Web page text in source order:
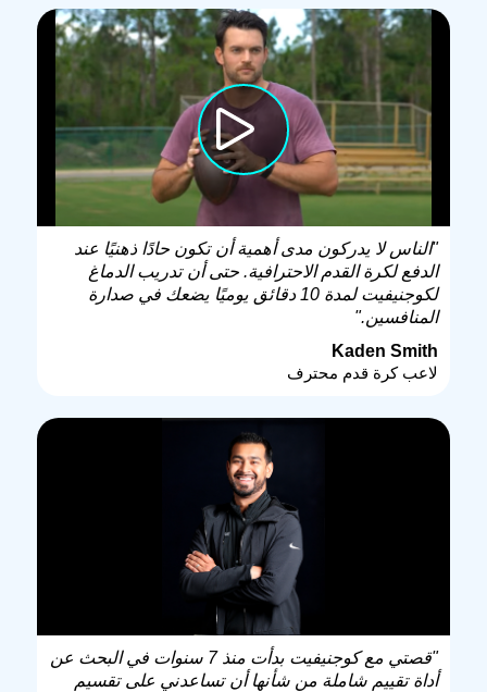
"الناس لا يدركون مدى أهمية أن تكون حادًا ذهنيًا عند
الدفع لكرة القدم الاحترافية. حتى أن تدريب الدماغ
لكوجنيفيت لمدة 10 دقائق يوميًا يضعك في صدارة
المنافسين."
Kaden Smith
لاعب كرة قدم محترف
"قصتي مع كوجنيفيت بدأت منذ 7 سنوات في البحث عن
أداة تقييم شاملة من شأنها أن تساعدني على تقسيم